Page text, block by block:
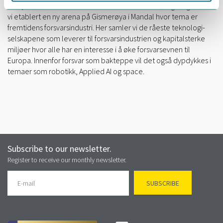
Deep Tech Island:I samarbeid med GCE Node, Digin og FFS har
vi etablert en ny arena på Gismerøya i Mandal hvor tema er
fremtidens forsvarsindustri. Her samler vi de råeste teknologi-
selskapene som leverer til forsvarsindustrien og kapitalsterke
miljøer hvor alle har en interesse i å øke forsvarsevnen til
Europa. Innenfor forsvar som bakteppe vil det også dypdykkes i
temaer som robotikk, Applied AI og space.
Subscribe to our newsletter.
Register to receive our monthly newsletter.